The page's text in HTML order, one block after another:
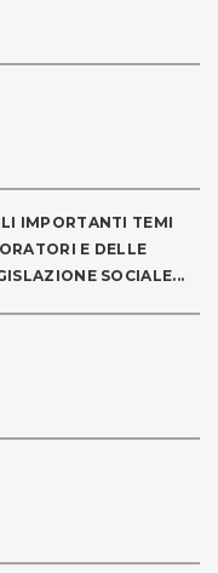
IMPORTANTI TEMI
E DELLE
SOCIALE...